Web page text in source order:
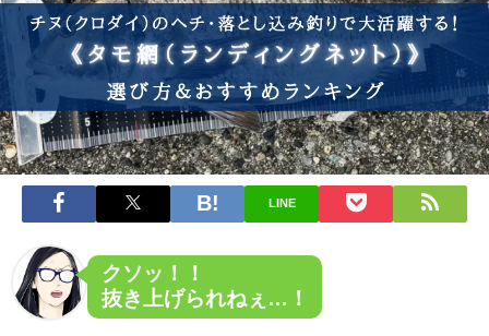
LINE
クソッ！！
抜き上げられねぇ…！